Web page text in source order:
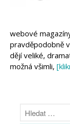
webové
pravděpodobně
dějí veliké,
možná všimli,